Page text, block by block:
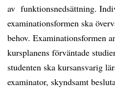
av funktionsnedsättning.
examinationsformen ska
behov. Examinationsformen
kursplanens förväntade
studenten ska kursansvarig
examinator, skyndsamt